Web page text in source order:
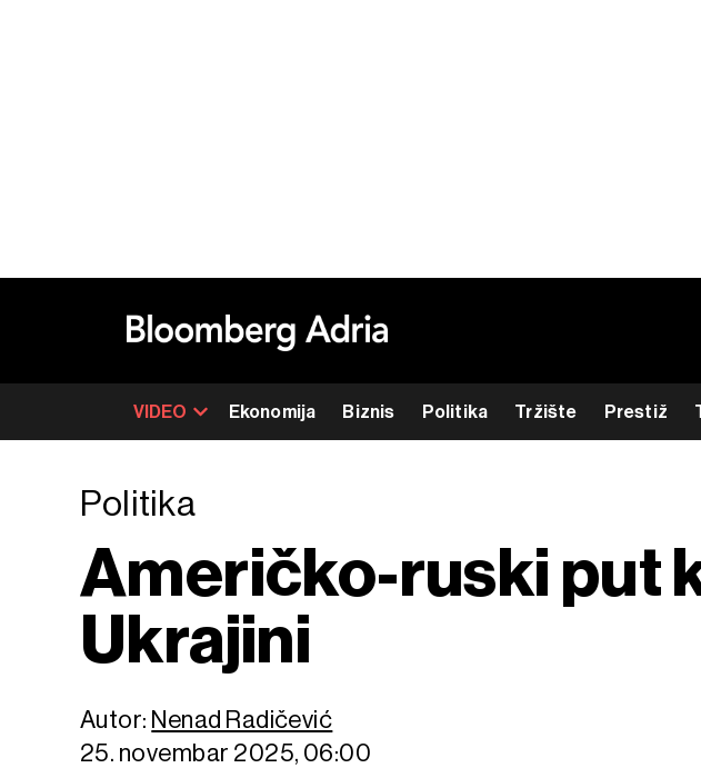
VIDEO Ekonomija Biznis Politika Tržište Prestiž
Politika
Američko-ruski put
Ukrajini
Autor: Nenad Radičević
25. novembar 2025, 06:00